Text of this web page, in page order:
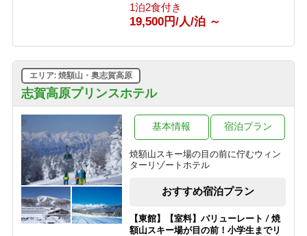
お得な連泊プラン（1泊2食付き）
1泊2食付き
10,530円/人/泊 ～
【グリーンシーズン限定】3泊以上の
お得な連泊プラン（食事なし）
素泊まり
6,030円/人/泊 ～
【スポーツ選手を応援する宿 幸の湯】
志賀高原100（志賀高原マウンテント
レイル）参加者応援プラン
8,500円/人/泊 ～
1泊2食付き
19,500円/人/泊 ～
志賀高原プリンスホテル
エリア: 焼額山・奥志賀高原
焼額山スキー場の目の前に佇むウィン
ターリゾートホテル
基本情報 宿泊プラン
おすすめ宿泊プラン
【東館】【室料】バリューレート / 焼
額山スキー場が目の前！小学生までリ